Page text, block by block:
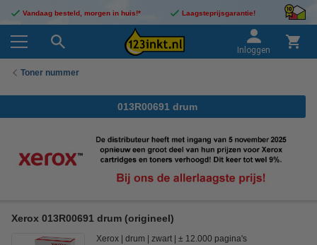
Vandaag besteld, morgen in huis!* Laagsteprijsgarantie!
Inloggen
Toner nummer
013R00691 drum
Xerox 013R00691 drum (origineel)
Xerox drum zwart ± 12.000 pagina's